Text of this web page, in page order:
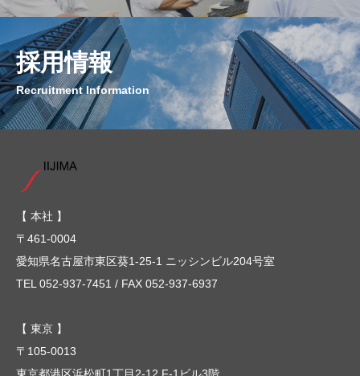
採用情報
Recruitment Information
【 本社 】
〒461-0004
愛知県名古屋市東区葵1-25-1 ニッシンビル204号室
TEL 052-937-7451 / FAX 052-937-6937
【 東京 】
〒105-0013